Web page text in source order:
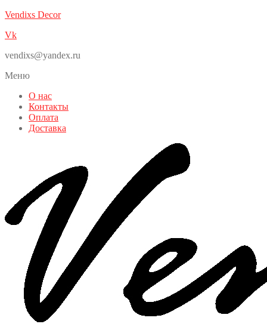
Vendixs Decor
Vk
vendixs@yandex.ru
Меню
О нас
Контакты
Оплата
Доставка